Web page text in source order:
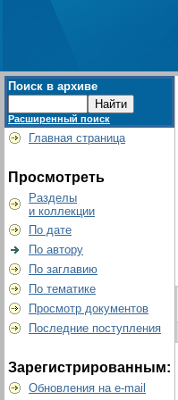
Поиск в архиве
Расширенный поиск
Главная страница
Просмотреть
Разделы
и коллекции
По дате
По автору
По заглавию
По тематике
Просмотр документов
Последние поступления
Зарегистрированным:
Обновления на e-mail